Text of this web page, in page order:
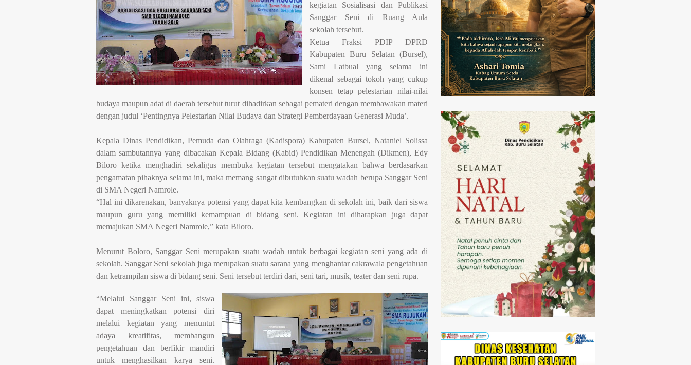
kegiatan Sosialisasi dan Publikasi
Sanggar Seni di Ruang Aula
sekolah tersebut.
Ketua Fraksi PDIP DPRD
Kabupaten Buru Selatan (Bursel),
Sami Latbual yang selama ini
dikenal sebagai tokoh yang cukup
konsen tetap pelestarian nilai-nilai
budaya maupun adat di daerah tersebut turut dihadirkan sebagai pemateri dengan membawakan materi
dengan judul ‘Pentingnya Pelestarian Nilai Budaya dan Strategi Pemberdayaan Generasi Muda’.
Kepala Dinas Pendidikan, Pemuda dan Olahraga (Kadispora) Kabupaten Bursel, Nataniel Solissa
dalam sambutannya yang dibacakan Kepala Bidang (Kabid) Pendidikan Menengah (Dikmen), Edy
Biloro ketika menghadiri sekaligus membuka kegiatan tersebut mengatakan bahwa berdasarkan
pengamatan pihaknya selama ini, maka memang sangat dibutuhkan suatu wadah berupa Sanggar Seni
di SMA Negeri Namrole.
“Hal ini dikarenakan, banyaknya potensi yang dapat kita kembangkan di sekolah ini, baik dari siswa
maupun guru yang memiliki kemampuan di bidang seni. Kegiatan ini diharapkan juga dapat
memajukan SMA Negeri Namrole,” kata Biloro.
Menurut Boloro, Sanggar Seni merupakan suatu wadah untuk berbagai kegiatan seni yang ada di
sekolah. Sanggar Seni sekolah juga merupakan suatu sarana yang menghantar cakrawala pengetahuan
dan ketrampilan siswa di bidang seni. Seni tersebut terdiri dari, seni tari, musik, teater dan seni rupa.
“Melalui Sanggar Seni ini, siswa
dapat meningkatkan potensi diri
melalui kegiatan yang menuntut
adaya kreatifitas, membangun
pengetahuan dan berfikir mandiri
untuk menghasilkan karya seni.